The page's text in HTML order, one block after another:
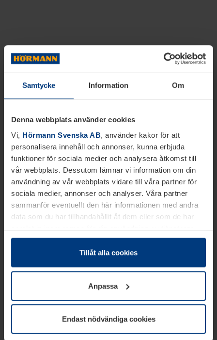
Samtycke Information Om
Denna webbplats använder cookies
Vi, Hörmann Svenska AB, använder kakor för att
personalisera innehåll och annonser, kunna erbjuda
funktioner för sociala medier och analysera åtkomst till
vår webbplats. Dessutom lämnar vi information om din
användning av vår webbplats vidare till våra partner för
sociala medier, annonser och analyser. Våra partner
sammanför eventuellt den här informationen med andra
data som du har tillhandahållit åt dem eller som de har
samlat in inom ramen för din användning av tjänsterna.
Juridiskt kan vi lagra kakor på din enhet, om de är
absolut nödvändiga för driften av den här webbplatsen.
godkännande kan du när som helst ändra eller återkalla i
informationen om kakor underDataskyddsförklaring
vår webbplats.
Tillåt alla cookies
Anpassa
Endast nödvändiga cookies